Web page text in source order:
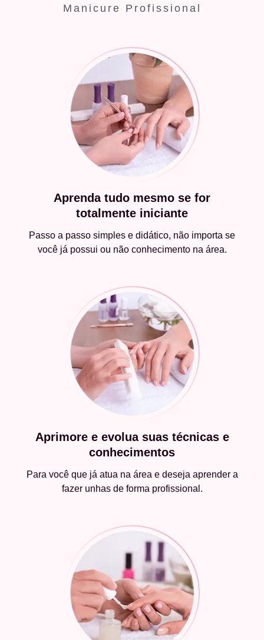
Manicure Profissional
Aprenda tudo mesmo se for
totalmente iniciante
Passo a passo simples e didático, não importa se
você já possui ou não conhecimento na área.
Aprimore e evolua suas técnicas e
conhecimentos
Para você que já atua na área e deseja aprender a
fazer unhas de forma profissional.